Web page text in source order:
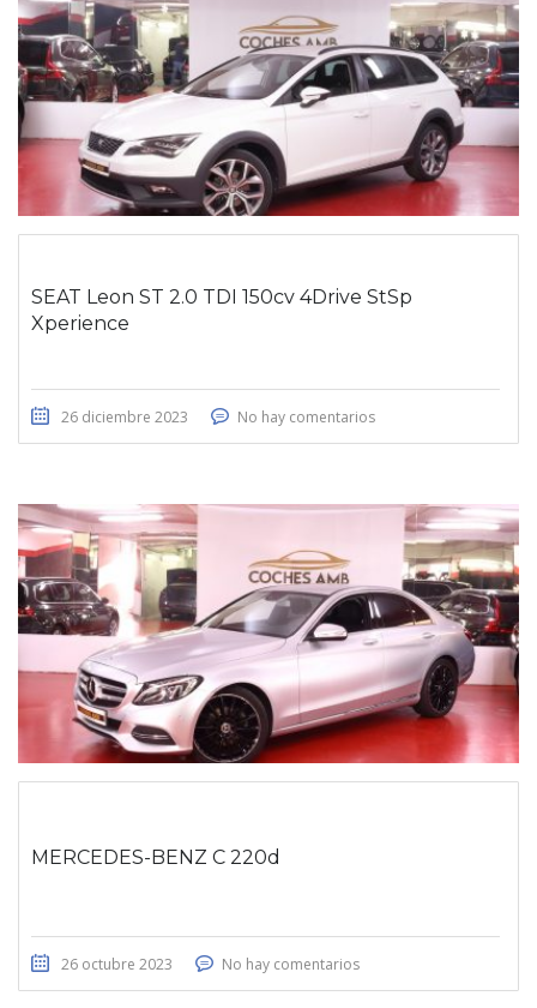
SEAT Leon ST 2.0 TDI 150cv 4Drive StSp
Xperience
26 diciembre 2023 No hay comentarios
MERCEDES-BENZ C 220d
26 octubre 2023 No hay comentarios